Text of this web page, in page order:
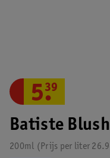
Batiste
200ml Prijs per liter
5.
39